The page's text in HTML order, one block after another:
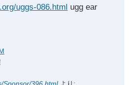
uggs-086.html ugg ear